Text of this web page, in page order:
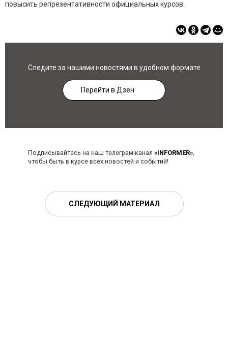
повысить репрезентативности официальных курсов.
Следите за нашими новостями в удобном формате
Перейти в Дзен
Подписывайтесь на наш телеграм-канал «INFORMER»,
чтобы быть в курсе всех новостей и событий!
СЛЕДУЮЩИЙ МАТЕРИАЛ